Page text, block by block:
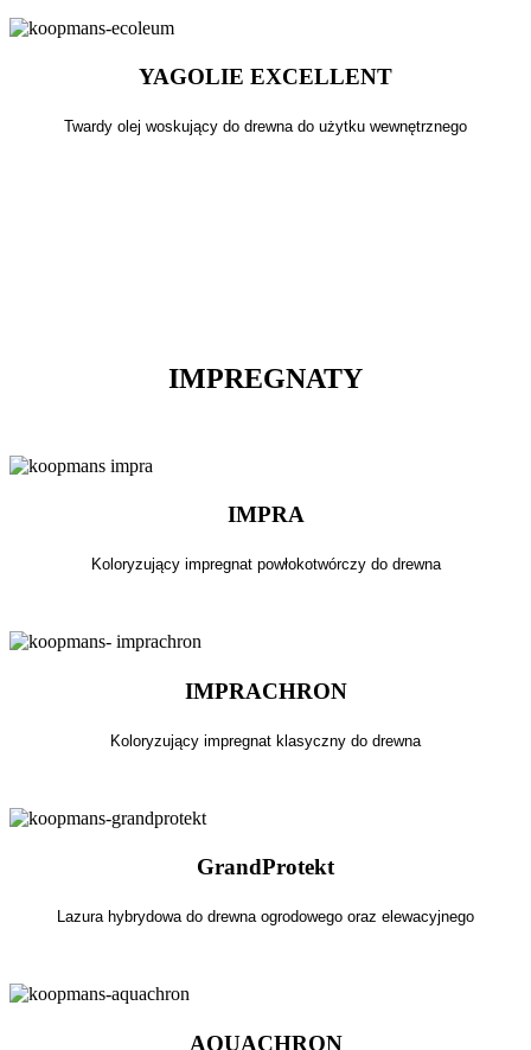
YAGOLIE EXCELLENT
Twardy olej woskujący do drewna do użytku wewnętrznego
IMPREGNATY
IMPRA
Koloryzujący impregnat powłokotwórczy do drewna
IMPRACHRON
Koloryzujący impregnat klasyczny do drewna
GrandProtekt
Lazura hybrydowa do drewna ogrodowego oraz elewacyjnego
AQUACHRON